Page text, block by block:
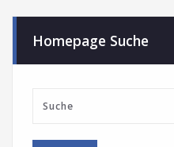
Homepage Suche